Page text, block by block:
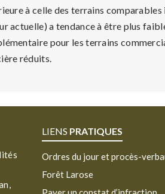
à celle des terrains
actuelle) a tendance à être plus
pour les terrains
réduits.
LIENS PRATIQUES
Ordres du jour et procès-
Forêt Larose